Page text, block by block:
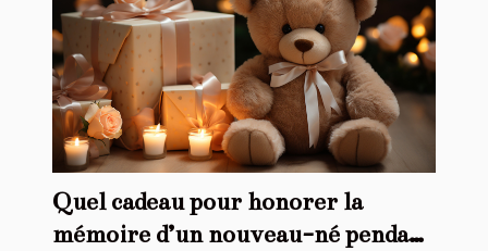
Quel cadeau pour honorer la
mémoire d’un nouveau-né pendant